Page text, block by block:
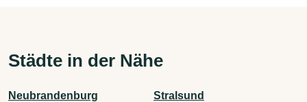
Städte in der Nähe
Neubrandenburg Stralsund